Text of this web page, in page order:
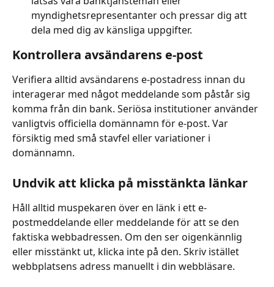
myndighetsrepresentanter och pressar dig att
dela med dig av känsliga uppgifter.
Kontrollera avsändarens e-post
Verifiera alltid avsändarens e-postadress innan du
interagerar med något meddelande som påstår sig
komma från din bank. Seriösa institutioner använder
vanligtvis officiella domännamn för e-post. Var
försiktig med små stavfel eller variationer i
domännamn.
Undvik att klicka på misstänkta länkar
Håll alltid muspekaren över en länk i ett e-
postmeddelande eller meddelande för att se den
faktiska webbadressen. Om den ser oigenkännlig
eller misstänkt ut, klicka inte på den. Skriv istället
webbplatsens adress manuellt i din webbläsare.